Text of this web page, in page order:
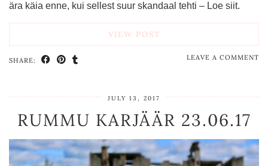
ära käia enne, kui sellest suur skandaal tehti – Loe siit.
VIEW POST
SHARE: LEAVE A COMMENT
JULY 13, 2017
RUMMU KARJÄÄR 23.06.17